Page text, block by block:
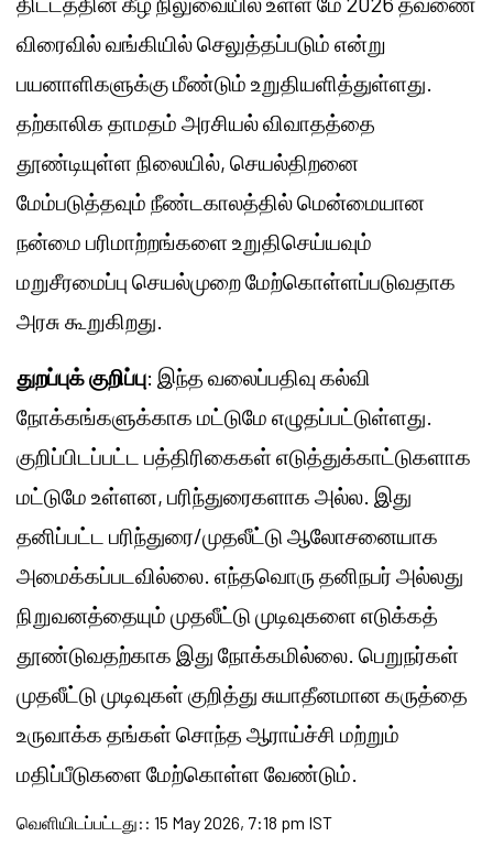
விரைவில் வங்கியில் செலுத்தப்படும் என்று
பயனாளிகளுக்கு மீண்டும் உறுதியளித்துள்ளது.
தற்காலிக தாமதம் அரசியல் விவாதத்தை
தூண்டியுள்ள நிலையில், செயல்திறனை
மேம்படுத்தவும் நீண்டகாலத்தில் மென்மையான
நன்மை பரிமாற்றங்களை உறுதிசெய்யவும்
மறுசீரமைப்பு செயல்முறை மேற்கொள்ளப்படுவதாக
அரசு கூறுகிறது.
துறப்புக் குறிப்பு: இந்த வலைப்பதிவு கல்வி
நோக்கங்களுக்காக மட்டுமே எழுதப்பட்டுள்ளது.
குறிப்பிடப்பட்ட பத்திரிகைகள் எடுத்துக்காட்டுகளாக
மட்டுமே உள்ளன, பரிந்துரைகளாக அல்ல. இது
தனிப்பட்ட பரிந்துரை/முதலீட்டு ஆலோசனையாக
அமைக்கப்படவில்லை. எந்தவொரு தனிநபர் அல்லது
நிறுவனத்தையும் முதலீட்டு முடிவுகளை எடுக்கத்
தூண்டுவதற்காக இது நோக்கமில்லை. பெறுநர்கள்
முதலீட்டு முடிவுகள் குறித்து சுயாதீனமான கருத்தை
உருவாக்க தங்கள் சொந்த ஆராய்ச்சி மற்றும்
மதிப்பீடுகளை மேற்கொள்ள வேண்டும்.
வெளியிடப்பட்டது: : 15 May 2026, 7:18 pm IST